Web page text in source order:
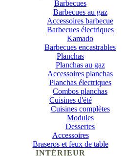
Barbecues
Barbecues au gaz
Accessoires barbecue
Barbecues électriques
Kamado
Barbecues encastrables
Planchas
Planchas au gaz
Accessoires planchas
Planchas électriques
Combos planchas
Cuisines d'été
Cuisines complètes
Modules
Dessertes
Accessoires
Braseros et feux de table
INTÉRIEUR